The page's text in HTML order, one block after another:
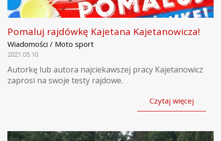
Pomaluj rajdówkę Kajetana Kajetanowicza!
Wiadomości / Moto sport
2021.05.10
Autorkę lub autora najciekawszej pracy Kajetanowicz
zaprosi na swoje testy rajdowe.
Czytaj więcej